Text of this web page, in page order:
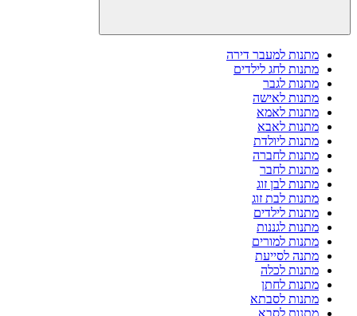
מתנות למעבר דירה
מתנות לחג לילדים
מתנות לגבר
מתנות לאישה
מתנות לאמא
מתנות לאבא
מתנות ליולדת
מתנות לחברה
מתנות לחבר
מתנות לבן זוג
מתנות לבת זוג
מתנות לילדים
מתנות לגננות
מתנות למורים
מתנה לסייעת
מתנות לכלה
מתנות לחתן
מתנות לסבתא
מתנות לסבא